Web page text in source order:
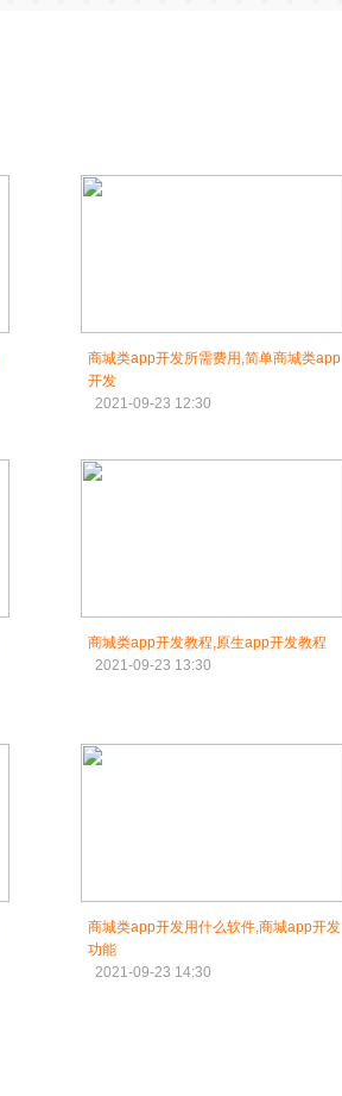
商城类app开发所需费用,简单商城类app
开发
2021-09-23 12:30
商城类app开发教程,原生app开发教程
2021-09-23 13:30
商城类app开发用什么软件,商城app开发
功能
2021-09-23 14:30